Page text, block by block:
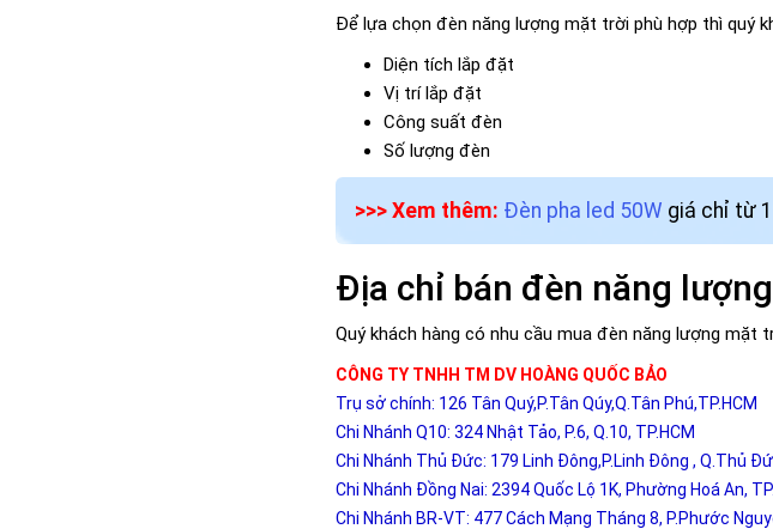
Để lựa chọn đèn năng lượng mặt trời phù hợp thì quý
Diện tích lắp đặt
Vị trí lắp đặt
Công suất đèn
Số lượng đèn
>>> Xem thêm: Đèn pha led 50W giá chỉ từ
Địa chỉ bán đèn năng
Quý khách hàng có nhu cầu mua đèn năng lượng mặt
CÔNG TY TNHH TM DV HOÀNG QUỐC BẢO
Trụ sở chính: 126 Tân Quý,P.Tân Qúy,Q.Tân Phú,TP.HCM
Chi Nhánh Q10: 324 Nhật Tảo, P.6, Q.10, TP.HCM
Chi Nhánh Thủ Đức: 179 Linh Đông,P.Linh Đông , Q.Thủ
Chi Nhánh Đồng Nai: 2394 Quốc Lộ 1K, Phường Hoá An,
Chi Nhánh BR-VT: 477 Cách Mạng Tháng 8, P.Phước